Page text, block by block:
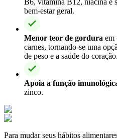
bem-estar geral.
Menor teor de gordura em
carnes, tornando-se uma
de peso e a saúde do coração.
Apoia a função
zinco.
Para mudar seus hábitos